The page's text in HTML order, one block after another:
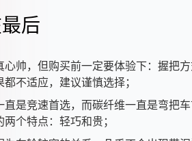
后
心帅，但购买前一定要体验下：握把
不适应，建议谨慎选择；
直是竞速首选，而碳纤维一直是弯把
个特点：轻巧和贵；